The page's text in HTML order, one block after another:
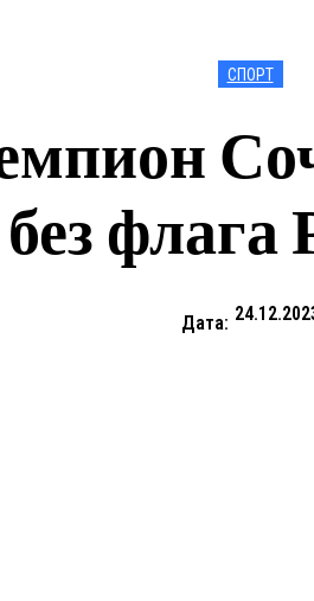
СПОРТ
без флага
Дата: